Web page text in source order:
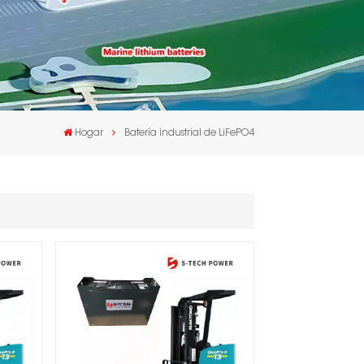
Hogar Batería industrial de LiFePO4